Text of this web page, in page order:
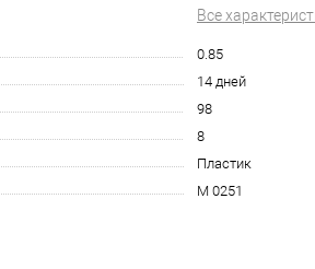
Все
0.85
14 дней
98
8
Пластик
M 0251